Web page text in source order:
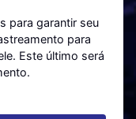
1987
para garantir seu
para
Este último será